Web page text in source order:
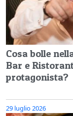
Cosa bolle
Bar e
protagonista?
29 luglio 2026